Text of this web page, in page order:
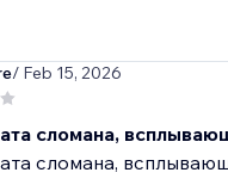
/ Feb 15, 2026
сломана,
сломана,